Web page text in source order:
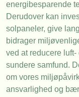
energibesparende
Derudover kan
solpaneler, give
bidrager
ved at reducere
sundere samfund.
om vores
ansvarlighed og